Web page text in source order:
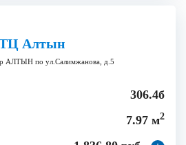
Алтын
АЛТЫН по ул.Салимжанова, д.5
306.4б
7.97 м2